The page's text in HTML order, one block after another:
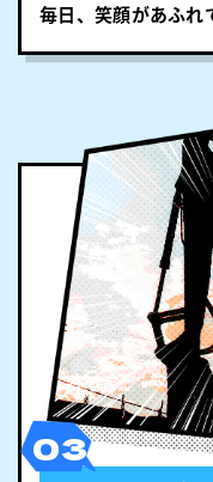
毎日、笑顔があふれ
03